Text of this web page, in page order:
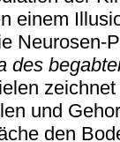
einem
Neurosen-
des
und
den